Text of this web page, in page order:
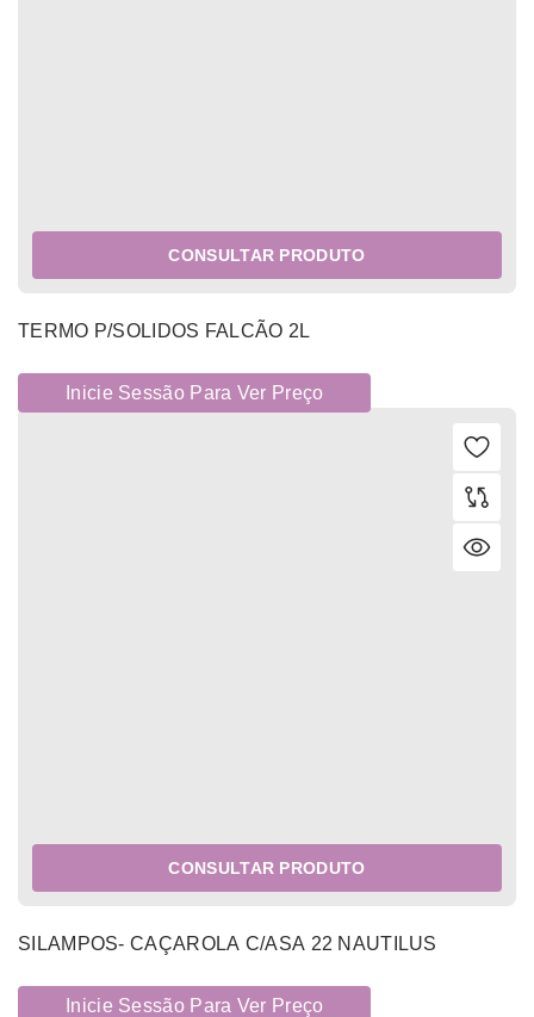
CONSULTAR PRODUTO
TERMO P/SOLIDOS FALCÃO 2L
Inicie Sessão Para Ver Preço
CONSULTAR PRODUTO
SILAMPOS- CAÇAROLA C/ASA 22 NAUTILUS
Inicie Sessão Para Ver Preço